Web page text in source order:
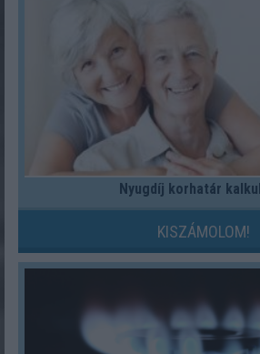
Nyugdíj korhatár
KISZÁMOLOM!